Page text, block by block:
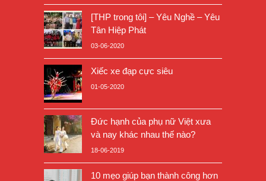
[THP trong tôi] – Yêu Nghề – Yêu
Tân Hiệp Phát
03-06-2020
Xiếc xe đạp cực siêu
01-05-2020
Đức hạnh của phụ nữ Việt xưa
và nay khác nhau thế nào?
18-06-2019
10 mẹo giúp bạn thành công hơn